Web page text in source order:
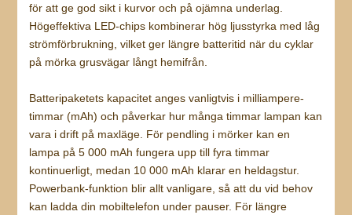
för att ge god sikt i kurvor och på ojämna underlag.
Högeffektiva LED-chips kombinerar hög ljusstyrka med låg
strömförbrukning, vilket ger längre batteritid när du cyklar
på mörka grusvägar långt hemifrån.
Batteripaketets kapacitet anges vanligtvis i milliampere-
timmar (mAh) och påverkar hur många timmar lampan kan
vara i drift på maxläge. För pendling i mörker kan en
lampa på 5 000 mAh fungera upp till fyra timmar
kontinuerligt, medan 10 000 mAh klarar en heldagstur.
Powerbank-funktion blir allt vanligare, så att du vid behov
kan ladda din mobiltelefon under pauser. För längre